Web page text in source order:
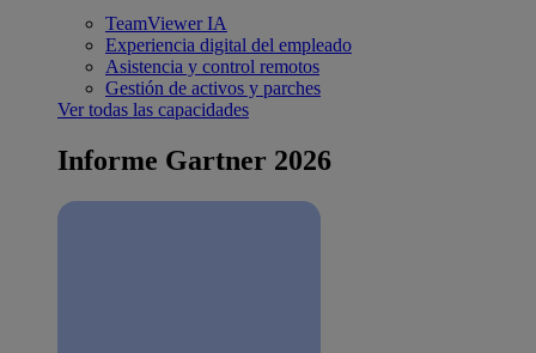
TeamViewer IA
Experiencia digital del empleado
Asistencia y control remotos
Gestión de activos y parches
Ver todas las capacidades
Informe Gartner 2026